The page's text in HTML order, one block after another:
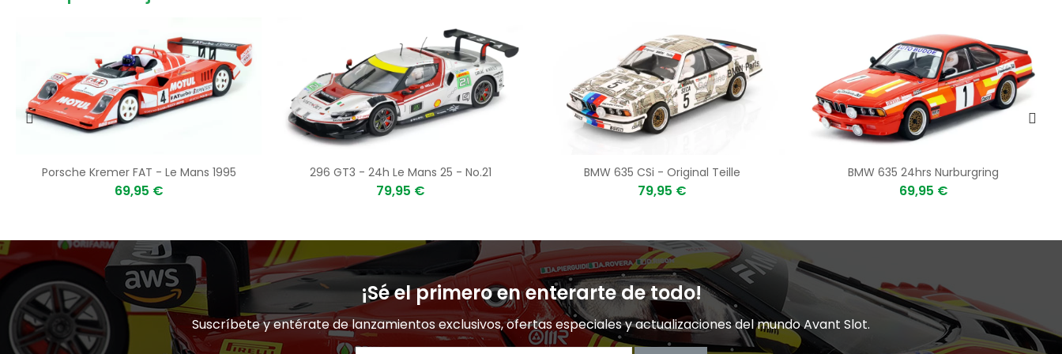
Porsche Kremer FAT - Le Mans 1995
69,95 €
296 GT3 - 24h Le Mans 25 - No.21
79,95 €
BMW 635 CSi - Original Teille
79,95 €
BMW 635 24hrs Nurburgring
69,95 €
¡Sé el primero en enterarte de todo!
Suscríbete y entérate de lanzamientos exclusivos, ofertas especiales y actualizaciones del mundo Avant Slot.